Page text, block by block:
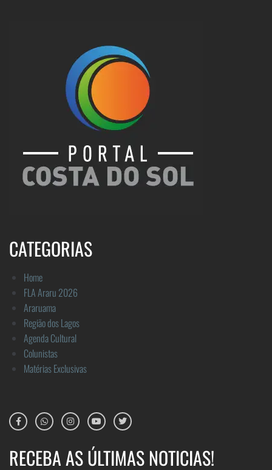
CATEGORIAS
Home
FLA Araru 2026
Araruama
Região dos Lagos
Agenda Cultural
Colunistas
Matérias Exclusivas
RECEBA AS ÚLTIMAS NOTICIAS!